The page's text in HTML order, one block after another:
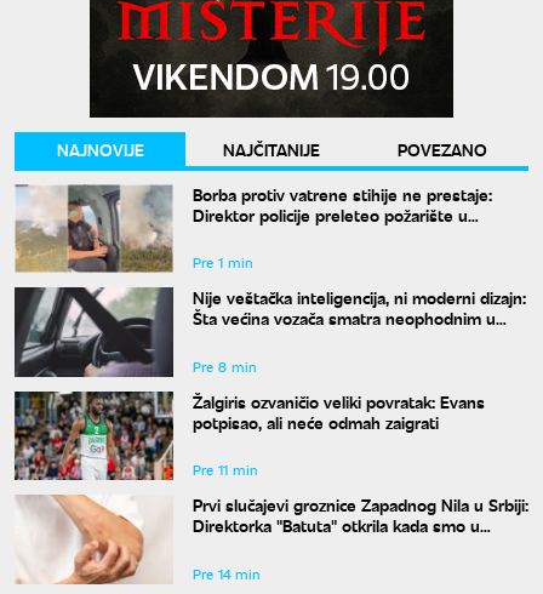
NAJNOVIJE NAJČITANIJE
POVEZANO
Borba protiv vatrene stihije ne prestaje:
Direktor policije preleteo požarište u
Pre 1 min
Nije veštačka inteligencija, ni moderni dizajn:
Šta većina vozača smatra neophodnim u
Pre 8 min
Žalgiris ozvaničio veliki povratak: Evans
potpisao, ali neće odmah zaigrati
Pre 11 min
Prvi slučajevi groznice Zapadnog Nila u Srbiji:
Direktorka "Batuta" otkrila kada smo u
Pre 14 min